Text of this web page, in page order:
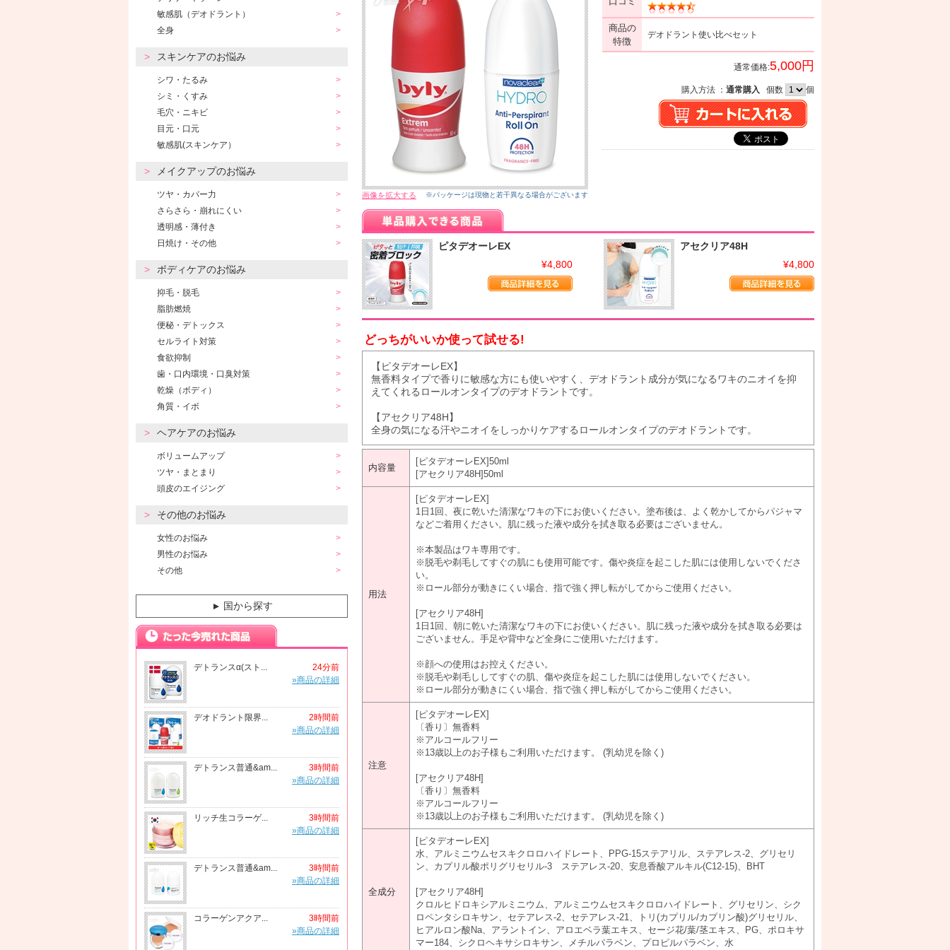
敏感肌（デオドラント）
全身
スキンケアのお悩み
シワ・たるみ
シミ・くすみ
毛穴・ニキビ
目元・口元
敏感肌(スキンケア）
メイクアップのお悩み
ツヤ・カバー力
さらさら・崩れにくい
透明感・薄付き
日焼け・その他
ボディケアのお悩み
抑毛・脱毛
脂肪燃焼
便秘・デトックス
セルライト対策
食欲抑制
歯・口内環境・口臭対策
乾燥（ボディ）
角質・イボ
ヘアケアのお悩み
ボリュームアップ
ツヤ・まとまり
頭皮のエイジング
その他のお悩み
女性のお悩み
男性のお悩み
その他
▼ 国から探す
デトランスα(スト...
24分前
»商品の詳細
デオドラント限界...
2時間前
»商品の詳細
デトランス普通&am...
3時間前
»商品の詳細
リッチ生コラーゲ...
3時間前
»商品の詳細
デトランス普通&am...
3時間前
»商品の詳細
コラーゲンアクア...
3時間前
»商品の詳細
画像を拡大する ※パッケージは現物と若干異なる場合がございます
商品の
特徴
デオドラント使い比べセット
通常価格:5,000円
購入方法 ： 通常購入 個数 個
ピタデオーレEX
¥4,800
アセクリア48H
¥4,800
どっちがいいか使って試せる!
【ピタデオーレEX】
無香料タイプで香りに敏感な方にも使いやすく、デオドラント成分が気になるワキのニオイを抑
えてくれるロールオンタイプのデオドラントです。
【アセクリア48H】
全身の気になる汗やニオイをしっかりケアするロールオンタイプのデオドラントです。
内容量
[ピタデオーレEX]50ml
[アセクリア48H]50ml
用法
[ピタデオーレEX]
1日1回、夜に乾いた清潔なワキの下にお使いください。塗布後は、よく乾かしてからパジャマ
などご着用ください。肌に残った液や成分を拭き取る必要はございません。
※本製品はワキ専用です。
※脱毛や剃毛してすぐの肌にも使用可能です。傷や炎症を起こした肌には使用しないでくださ
い。
※ロール部分が動きにくい場合、指で強く押し転がしてからご使用ください。
[アセクリア48H]
1日1回、朝に乾いた清潔なワキの下にお使いください。肌に残った液や成分を拭き取る必要は
ございません。手足や背中など全身にご使用いただけます。
※顔への使用はお控えください。
※脱毛や剃毛ししてすぐの肌、傷や炎症を起こした肌には使用しないでください。
※ロール部分が動きにくい場合、指で強く押し転がしてからご使用ください。
注意
[ピタデオーレEX]
〔香り〕無香料
※アルコールフリー
※13歳以上のお子様もご利用いただけます。 (乳幼児を除く)
[アセクリア48H]
〔香り〕無香料
※アルコールフリー
※13歳以上のお子様もご利用いただけます。 (乳幼児を除く)
全成分
[ピタデオーレEX]
水、アルミニウムセスキクロロハイドレート、PPG-15ステアリル、ステアレス-2、グリセリ
ン、カプリル酸ポリグリセリル-3 ステアレス-20、安息香酸アルキル(C12-15)、BHT
[アセクリア48H]
クロルヒドロキシアルミニウム、アルミニウムセスキクロロハイドレート、グリセリン、シク
ロペンタシロキサン、セテアレス-2、セテアレス-21、トリ(カプリル/カプリン酸)グリセリル、
ヒアルロン酸Na、アラントイン、アロエベラ葉エキス、セージ花/葉/茎エキス、PG、ポロキサ
マー184、シクロヘキサシロキサン、メチルパラベン、プロピルパラベン、水